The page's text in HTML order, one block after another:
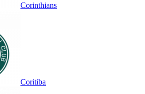
Corinthians
Coritiba